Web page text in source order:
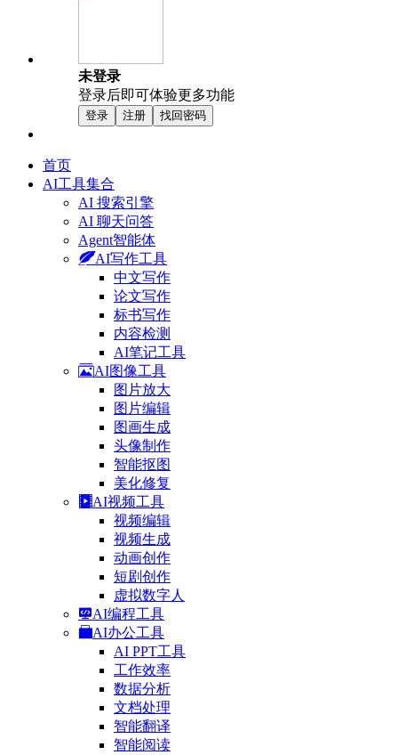
未登录
登录后即可体验更多功能
登录 注册 找回密码
首页
AI工具集合
AI 搜索引擎
AI 聊天问答
Agent智能体
AI写作工具
中文写作
论文写作
标书写作
内容检测
AI笔记工具
AI图像工具
图片放大
图片编辑
图画生成
头像制作
智能抠图
美化修复
AI视频工具
视频编辑
视频生成
动画创作
短剧创作
虚拟数字人
AI编程工具
AI办公工具
AI PPT工具
工作效率
数据分析
文档处理
智能翻译
智能阅读